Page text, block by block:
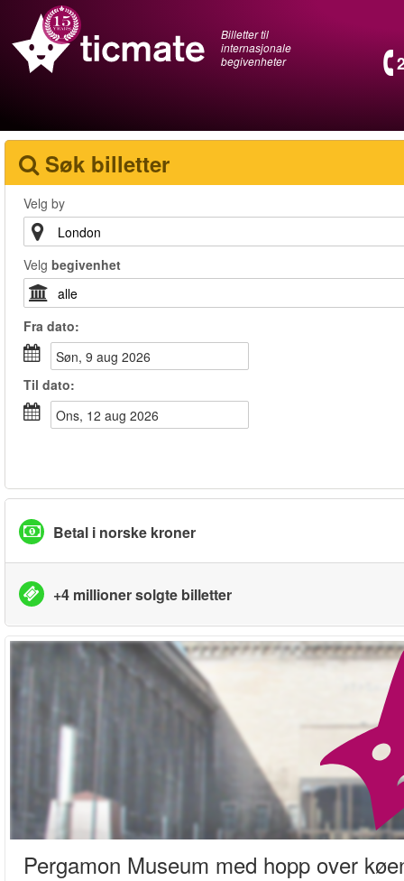
Billetter til
internasjonale
begivenheter
Søk billetter
Velg by
Velg begivenhet
Fra dato:
søn, 9 aug 2026
Til dato:
ons, 12 aug 2026
Betal i norske kroner
+4 millioner solgte billetter
Pergamon Museum med hopp over